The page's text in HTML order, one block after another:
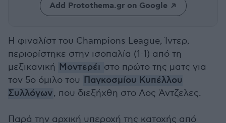
Add Protothema.gr on Google
Η φιναλίστ του Champions League, Ίντερ,
περιορίστηκε στην ισοπαλία (1-1) από τη
μεξικανική Μοντερέι στο πρώτο της ματς για
τον 5ο όμιλο του Παγκοσμίου Κυπέλλου
Συλλόγων, που διεξήχθη στο Λος Άντζελες.
Παρά την αρχική υπεροχή της κατοχής από